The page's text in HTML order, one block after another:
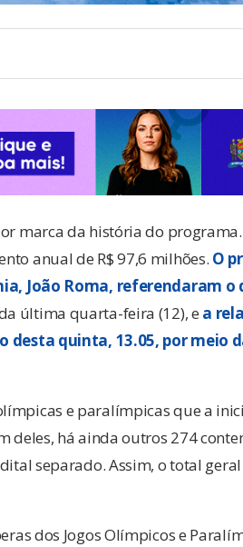
marca da história do
anual de R$ 97,6 milhões. O
João Roma, referendaram
última quarta-feira (12), e a
quinta, 13.05, por meio
e paralímpicas que a
deles, há ainda outros 274
separado. Assim, o total geral
dos Jogos Olímpicos e